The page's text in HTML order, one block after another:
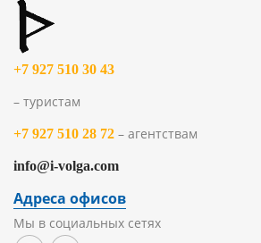
+7 927 510 30 43
– туристам
+7 927 510 28 72 – агентствам
info@i-volga.com
Адреса офисов
Мы в социальных сетях